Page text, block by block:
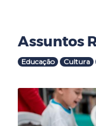
Assuntos
Educação Cultura
Outras